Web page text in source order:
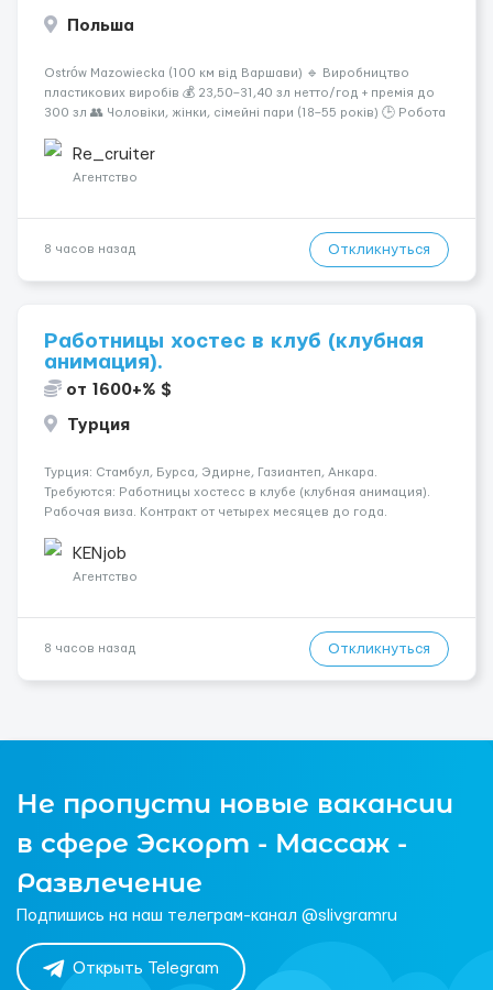
Польша
Ostrów Mazowiecka (100 км від Варшави) 🔹 Виробництво
пластикових виробів 💰 23,50–31,40 зл нетто/год + премія до
300 зл 👥 Чоловіки, жінки, сімейні пари (18–55 років) 🕒 Робота
житло — 400 зл. 📦 Обов...
Re_cruiter
Агентство
8 часов назад Откликнуться
Работницы хостес в клуб (клубная
анимация).
от 1600+% $
Турция
Турция: Стамбул, Бурса, Эдирне, Газиантеп, Анкара.
Требуются: Работницы хостесc в клубе (клубная анимация).
Рабочая виза. Контракт от четырех месяцев до года.
страховка. Высокая зарплата + %. Легально. Безопасно.
*Коммуникабел...
KENjob
Агентство
8 часов назад Откликнуться
Не пропусти новые вакансии
в сфере Эскорт - Массаж -
Развлечение
Подпишись на наш телеграм-канал @slivgramru
Открыть Telegram